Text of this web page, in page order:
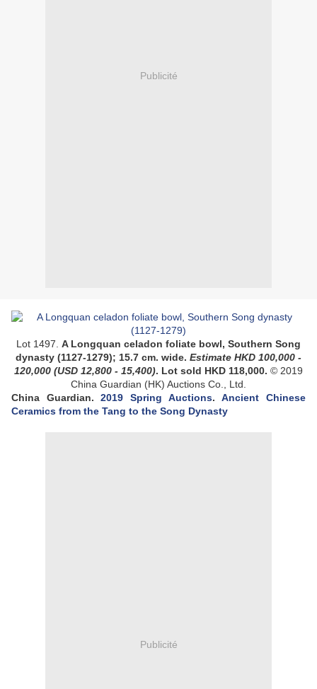
Publicité
Lot 1497. A Longquan celadon foliate bowl, Southern Song
dynasty (1127-1279); 15.7 cm. wide. Estimate HKD 100,000 -
120,000 (USD 12,800 - 15,400). Lot sold HKD 118,000. © 2019
China Guardian (HK) Auctions Co., Ltd.
China Guardian.2019 Spring Auctions.Ancient Chinese
Ceramics from the Tang to the Song Dynasty
Publicité